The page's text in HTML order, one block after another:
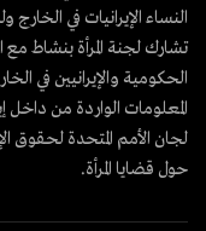
النساء الإيرانيات في
تشارك لجنة المرأة بنشاط
الحكومية والإيرانيين في
المعلومات الواردة من داخل
لجان الأمم المتحدة لحقوق
حول قضايا المرأة.